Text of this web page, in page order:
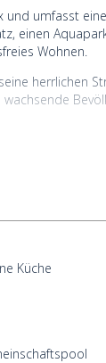
umfasst
einen
Wohnen.
herrlichen
Küche